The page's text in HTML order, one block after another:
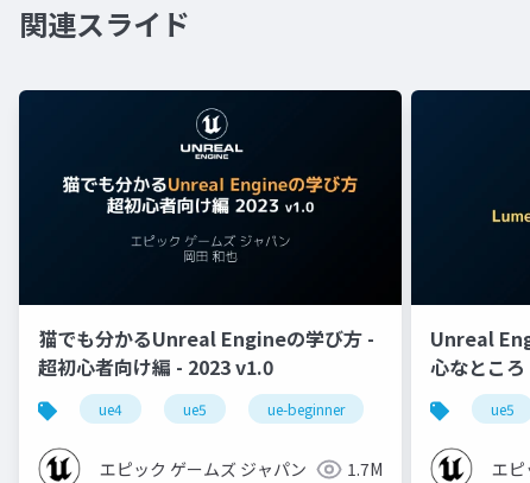
関連スライド
猫でも分かるUnreal Engineの学び方 -
超初心者向け編 - 2023 v1.0
ue4 ue5 ue-beginner
エピック ゲームズ ジャパン 1.7M
Unreal
心なところ
ue5
エピ